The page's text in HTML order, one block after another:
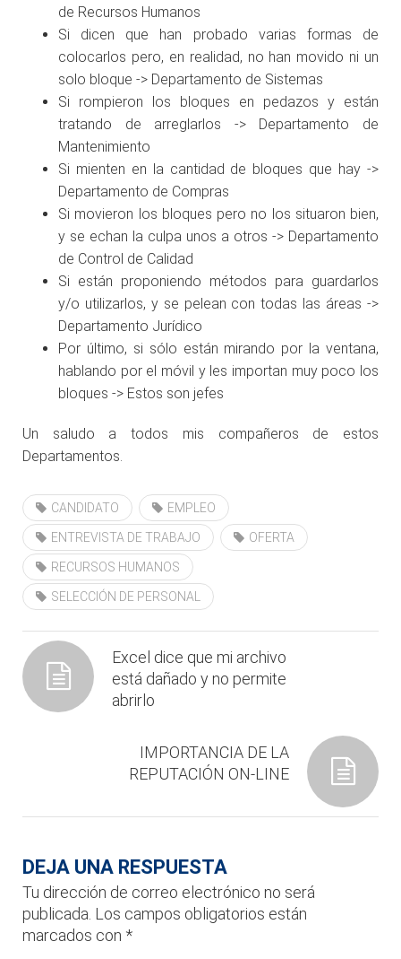
de Recursos Humanos
Si dicen que han probado varias formas de
colocarlos pero, en realidad, no han movido ni un
solo bloque -> Departamento de Sistemas
Si rompieron los bloques en pedazos y están
tratando de arreglarlos -> Departamento de
Mantenimiento
Si mienten en la cantidad de bloques que hay ->
Departamento de Compras
Si movieron los bloques pero no los situaron bien,
y se echan la culpa unos a otros -> Departamento
de Control de Calidad
Si están proponiendo métodos para guardarlos
y/o utilizarlos, y se pelean con todas las áreas ->
Departamento Jurídico
Por último, si sólo están mirando por la ventana,
hablando por el móvil y les importan muy poco los
bloques -> Estos son jefes
Un saludo a todos mis compañeros de estos
Departamentos.
CANDIDATO EMPLEO
ENTREVISTA DE TRABAJO OFERTA
RECURSOS HUMANOS
SELECCIÓN DE PERSONAL
Excel dice que mi archivo
está dañado y no permite
abrirlo
IMPORTANCIA DE LA
REPUTACIÓN ON-LINE
DEJA UNA RESPUESTA
Tu dirección de correo electrónico no será
publicada. Los campos obligatorios están
marcados con *